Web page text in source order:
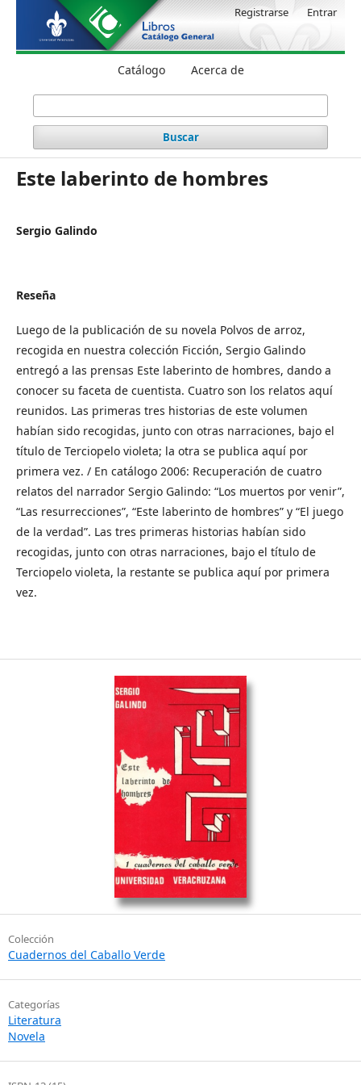
Catálogo Acerca de
Buscar
Registrarse Entrar
Este laberinto de hombres
Sergio Galindo
Reseña
Luego de la publicación de su novela Polvos de arroz,
recogida en nuestra colección Ficción, Sergio Galindo
entregó a las prensas Este laberinto de hombres, dando a
conocer su faceta de cuentista. Cuatro son los relatos aquí
reunidos. Las primeras tres historias de este volumen
habían sido recogidas, junto con otras narraciones, bajo el
título de Terciopelo violeta; la otra se publica aquí por
primera vez. / En catálogo 2006: Recuperación de cuatro
relatos del narrador Sergio Galindo: “Los muertos por venir”,
“Las resurrecciones”, “Este laberinto de hombres” y “El juego
de la verdad”. Las tres primeras historias habían sido
recogidas, junto con otras narraciones, bajo el título de
Terciopelo violeta, la restante se publica aquí por primera
vez.
Colección
Cuadernos del Caballo Verde
Categorías
Literatura
Novela